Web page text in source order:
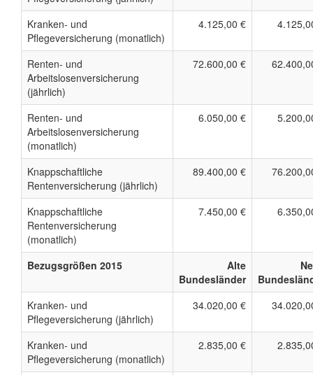
Kranken- und
Pflegeversicherung (monatlich)
4.125,00 €
Renten- und
Arbeitslosenversicherung
(jährlich)
72.600,00 €
Renten- und
Arbeitslosenversicherung
(monatlich)
6.050,00 €
Knappschaftliche
Rentenversicherung (jährlich)
89.400,00 €
Knappschaftliche
Rentenversicherung
(monatlich)
7.450,00 €
Bezugsgrößen 2015
Alte
Bundesländer
Kranken- und
Pflegeversicherung (jährlich)
34.020,00 €
Kranken- und
Pflegeversicherung (monatlich)
2.835,00 €